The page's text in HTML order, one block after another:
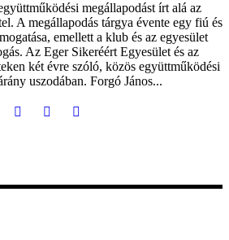
megállapodást írt alá az
A megállapodás tárgya évente egy fiú és
emellett a klub és az egyesület
Az Eger Sikeréért Egyesület és az
két évre szóló, közös együttműködési
uszodában. Forgó János...